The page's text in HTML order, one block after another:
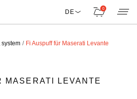
DE 0
system Fi Auspuff für Maserati Levante
MASERATI LEVANTE